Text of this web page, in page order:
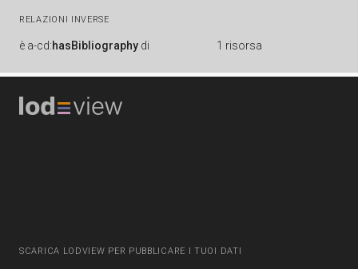
RELAZIONI INVERSE
è a-cd:hasBibliography di 1 risorsa
SCARICA LODVIEW PER PUBBLICARE I TUOI DATI